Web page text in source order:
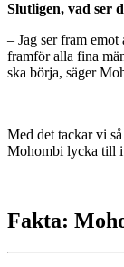
Slutligen, vad ser
– Jag ser fram emot
framför alla fina
ska börja, säger
Med det tackar vi
Mohombi lycka till
Fakta: